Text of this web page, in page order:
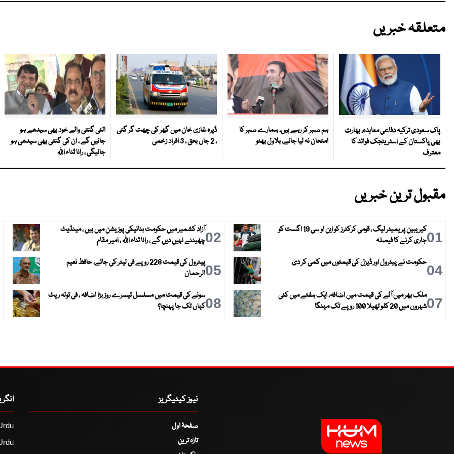
متعلقہ خبریں
پاک سعودی ترکیہ دفاعی معاہدہ، بھارت
بھی پاکستان کے اسٹریٹجک فوائد کا
معترف
ہم صبر کر رہے ہیں، ہمارے صبر کا
امتحان نہ لیا جائے، بلاول بھٹو
ڈیرہ غازی خان میں گھر کی چھت گر گئی
، 2 جاں بحق ، 3 افراد زخمی
الٹی گنتی والے خود بھی سیدھے ہو
جائیں گے ، ان کی گنتی بھی سیدھی ہو
جائیگی ، رانا ثناء اللہ
مقبول ترین خبریں
01
کیریبین پریمیئر لیگ ، قومی کرکٹرز کو این او سی 19 اگست کو
جاری کرنے کا فیصلہ
02آزاد کشمیر میں حکومت بنانیکی پوزیشن میں ہیں ، مینڈیٹ
چھیننے نہیں دیں گے ، رانا ثناء اللہ ، امیر مقام
04حکومت نے پیٹرول اور ڈیزل کی قیمتوں میں کمی کر دی 05
پیٹرول کی قیمت 228 روپے فی لیٹر کی جائے، حافظ نعیم
الرحمان
07ملک بھر میں آٹے کی قیمت میں اضافہ، ایک ہفتے میں کئی
شہروں میں 20 کلو تھیلا 100 روپے تک مہنگا
08سونے کی قیمت میں مسلسل تیسرے روز بڑا اضافہ ، فی تولہ ریٹ
کہاں تک جا پہنچا؟
نیوز کیٹیگریز
صفحۂ اول
تازہ ترین